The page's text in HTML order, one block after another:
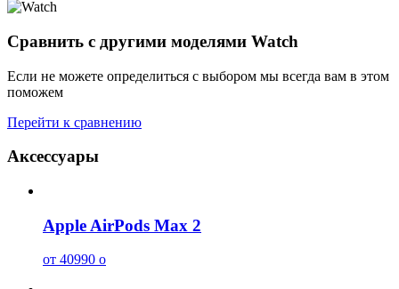
Сравнить с другими моделями Watch
Если не можете определиться с выбором мы всегда вам в этом
поможем
Перейти к сравнению
Аксессуары
Apple AirPods Max 2
от 40990 o